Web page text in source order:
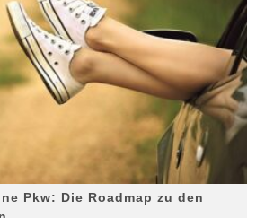
Pkw: Die Roadmap zu den